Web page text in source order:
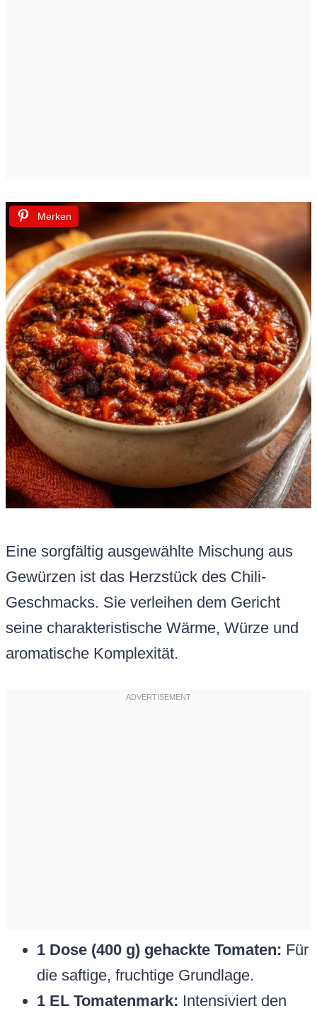
Merken
Eine sorgfältig ausgewählte Mischung aus
Gewürzen ist das Herzstück des Chili-
Geschmacks. Sie verleihen dem Gericht
seine charakteristische Wärme, Würze und
aromatische Komplexität.
1 Dose (400 g) gehackte Tomaten: Für
die saftige, fruchtige Grundlage.
1 EL Tomatenmark: Intensiviert den